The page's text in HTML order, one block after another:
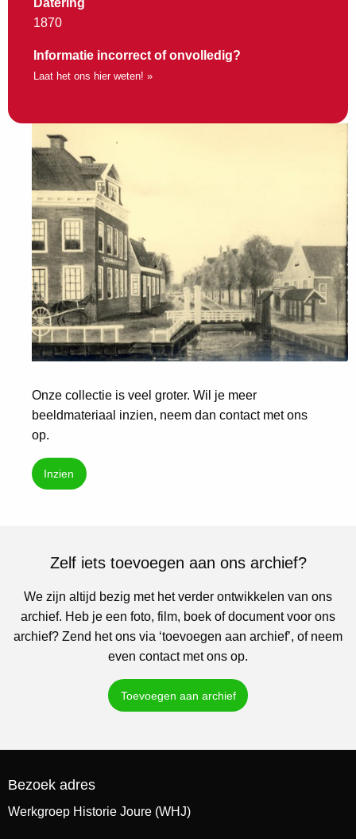
Datering
1870
Informatie incorrect of onvolledig?
Laat het ons hier weten! »
Onze collectie is veel groter. Wil je meer
beeldmateriaal inzien, neem dan contact met ons
op.
Inzien
Zelf iets toevoegen aan ons archief?
We zijn altijd bezig met het verder ontwikkelen van ons
archief. Heb je een foto, film, boek of document voor ons
archief? Zend het ons via ‘toevoegen aan archief’, of neem
even contact met ons op.
Toevoegen aan archief
Bezoek adres
Werkgroep Historie Joure (WHJ)